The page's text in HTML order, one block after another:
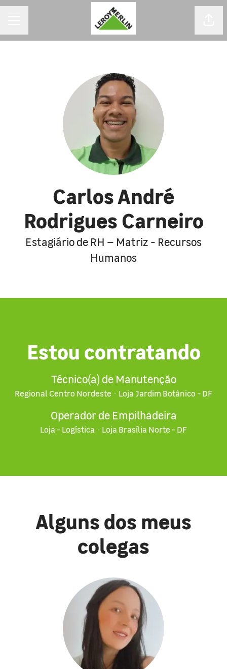
Carlos André
Rodrigues Carneiro
Estagiário de RH – Matriz - Recursos
Humanos
Estou contratando
Técnico(a) de Manutenção
Regional Centro Nordeste · Loja Jardim Botânico - DF
Operador de Empilhadeira
Loja - Logística · Loja Brasília Norte - DF
Alguns dos meus
colegas